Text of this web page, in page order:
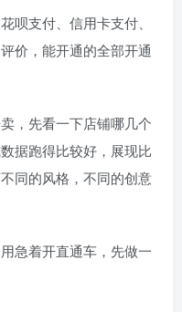
支付、信用卡支付、
价，能开通的全部开通
，先看一下店铺哪几个
据跑得比较好，展现比
同的风格，不同的创意
急着开直通车，先做一